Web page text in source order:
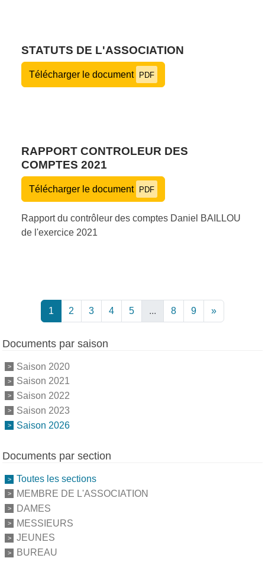
STATUTS DE L'ASSOCIATION
Télécharger le document PDF
RAPPORT CONTROLEUR DES
COMPTES 2021
Télécharger le document PDF
Rapport du contrôleur des comptes Daniel BAILLOU
de l'exercice 2021
1 2 3 4 5 ... 8 9 »
Documents par saison
Saison 2020
Saison 2021
Saison 2022
Saison 2023
Saison 2026
Documents par section
Toutes les sections
MEMBRE DE L'ASSOCIATION
DAMES
MESSIEURS
JEUNES
BUREAU